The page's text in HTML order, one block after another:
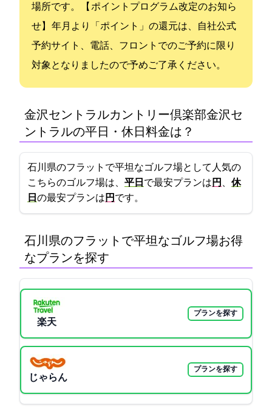
場所です。 【ACCORDIA NEXT ポイントプログラム改定のお知ら
せ】 2020年12月より「ACCORDIA NEXTポイント」の還元は、自社公式
予約サイト、電話、フロントでのご予約に限り
対象となりましたので予めご了承ください。
金沢セントラルカントリー倶楽部(金沢セ
ントラルCC)の平日・休日料金は？
石川県のフラットで平坦なゴルフ場として人気の
こちらのゴルフ場は、 平日 で最安プランは 5500円 、 休
日 の最安プランは 8000円 です。
石川県のフラットで平坦なゴルフ場:お得
なプランを探す
楽天GORA
プランを探す
じゃらん
プランを探す